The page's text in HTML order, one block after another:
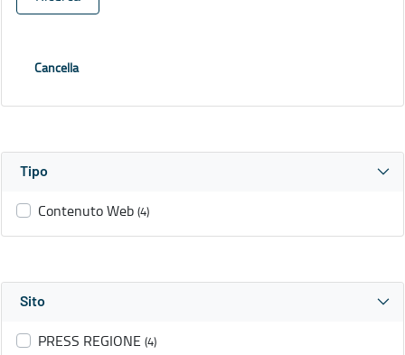
Cancella
Tipo
Contenuto Web (4)
Sito
PRESS REGIONE (4)